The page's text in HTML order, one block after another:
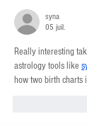
syna
05 juil.
Really interesting
astrology tools like
how two birth charts